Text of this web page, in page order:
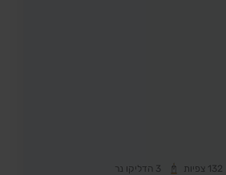
132 צפיות 3 הדליקו נר